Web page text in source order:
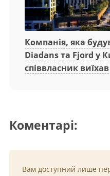
Компанія, яка
Diadans та Fjord у
співвласник
Коментарі:
Вам доступний лише